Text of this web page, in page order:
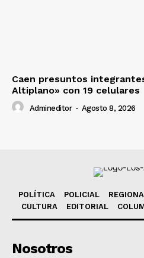
Caen presuntos
Altiplano» con 19 celulares
Admineditor - Agosto 8, 2026
POLÍTICA POLICIAL
CULTURA
EDITORIAL
Nosotros